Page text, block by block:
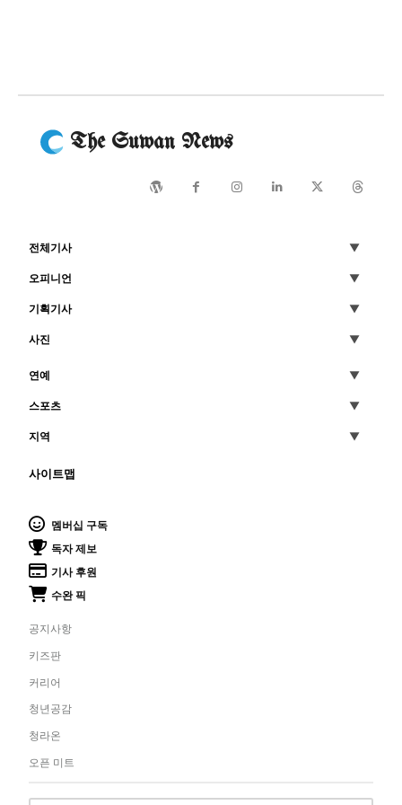
The Suwan News
전체기사
오피니언
기획기사
사진
연예
스포츠
지역
사이트맵
멤버십 구독
독자 제보
기사 후원
수완 픽
공지사항
키즈판
커리어
청년공감
청라온
오픈 미트